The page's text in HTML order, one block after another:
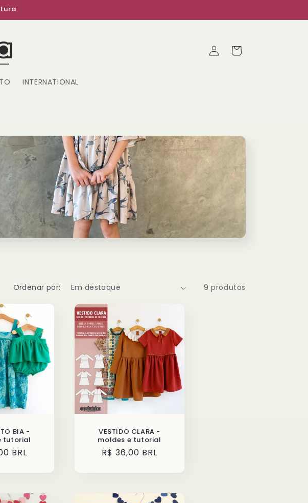
INTERNATIONAL
Fazer
login
Carrinho
Ordenar por: 9 produtos
BIA -
tutorial
BRL
VESTIDO CLARA -
moldes e tutorial
Preço
R$ 36,00 BRL